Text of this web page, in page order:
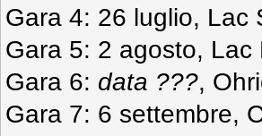
Gara 4: 26 luglio, Lac
Gara 5: 2 agosto, Lac
Gara 6: data ???,
Gara 7: 6 settembre,